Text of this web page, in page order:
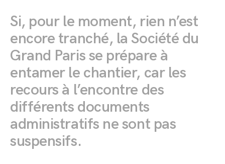
Si, pour le moment, rien n’est
encore tranché, la Société du
Grand Paris se prépare à
entamer le chantier, car les
recours à l’encontre des
différents documents
administratifs ne sont pas
suspensifs.